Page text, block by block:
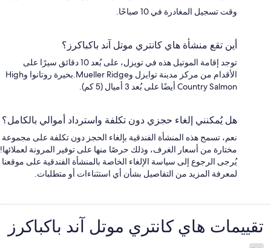
وقت تسجيل المغادرة في 10 صباحًا.
أين تقع منشأة هاي كانتري موتل آند باكباكرز؟
توجد إقامة الموتيل هذه في تويزل، على بُعد 10 دقائق سيرًا على
الأقدام من مركز مدينة توايزل وMueller Ridge.بحيرة روتانوا وHigh
Country Salmon أيضًا على بُعد 3 أميال (5 كم).
هل يُمكنني إلغاء حجزي دون تكلفة واسترداد أموالي بالكامل؟
نعم، تسمح هذه المنشأة الفندقية بإلغاء الحجز دون تكلفة على مجموعة
مختارة من أسعار الغرف، وذلك حرصًا منها على توفير المرونة لعملائها!
يُرجى الرجوع إلى سياسة الإلغاء الخاصة بالمنشأة الفندقية على موقعنا
لمعرفة المزيد من التفاصيل بشأن أي استثناءات أو متطلبات.
التقييمات
تقييمات ⁦هاي كانتري موتل آند باكباكرز⁩